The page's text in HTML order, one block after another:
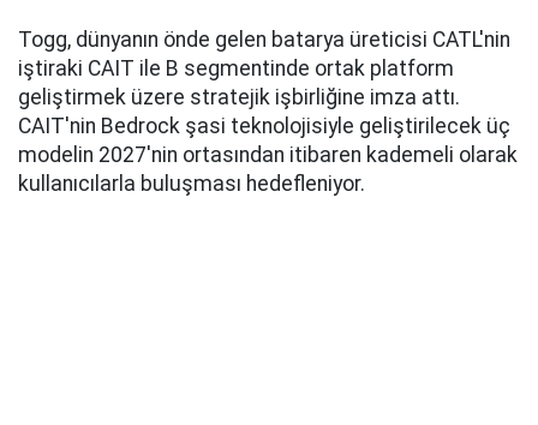
Togg, dünyanın önde gelen batarya üreticisi CATL'nin
iştiraki CAIT ile B segmentinde ortak platform
geliştirmek üzere stratejik işbirliğine imza attı.
CAIT'nin Bedrock şasi teknolojisiyle geliştirilecek üç
modelin 2027'nin ortasından itibaren kademeli olarak
kullanıcılarla buluşması hedefleniyor.